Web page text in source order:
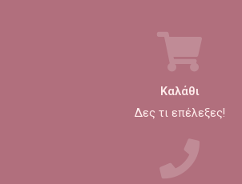
Καλάθι
Δες τι επέλεξες!